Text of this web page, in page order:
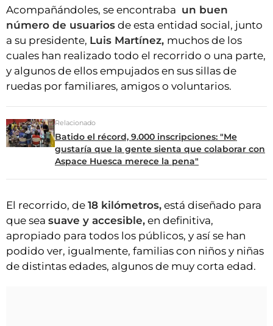
Acompañándoles, se encontraba un buen
número de usuarios de esta entidad social, junto
a su presidente, Luis Martínez, muchos de los
cuales han realizado todo el recorrido o una parte,
y algunos de ellos empujados en sus sillas de
ruedas por familiares, amigos o voluntarios.
Relacionado
Batido el récord, 9.000 inscripciones: "Me
gustaría que la gente sienta que colaborar con
Aspace Huesca merece la pena"
El recorrido, de 18 kilómetros, está diseñado para
que sea suave y accesible, en definitiva,
apropiado para todos los públicos, y así se han
podido ver, igualmente, familias con niños y niñas
de distintas edades, algunos de muy corta edad.